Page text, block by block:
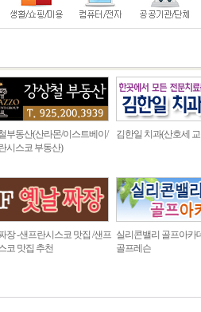
부동산(산라몬/이스트베이/
시스코 부동산)
김한일 치과(산호세
장 -샌프란시스코 맛집 /샌프
코 맛집 추천
실리콘밸리 골프아카
골프레슨